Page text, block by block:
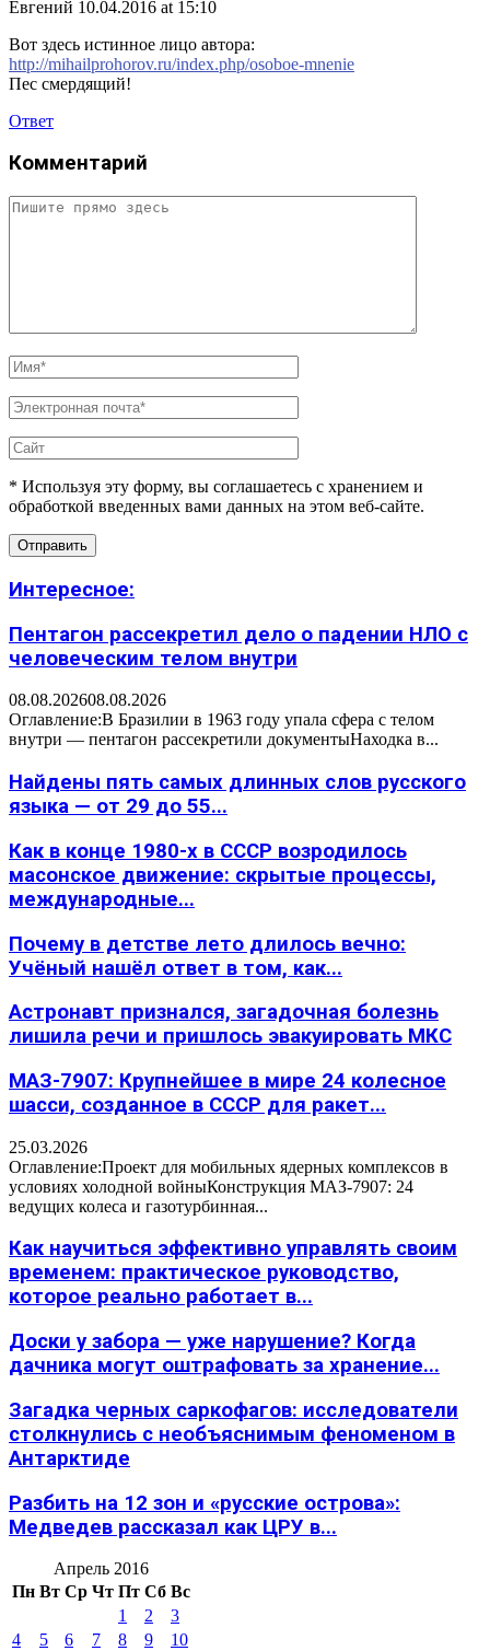
Евгений 10.04.2016 at 15:10
Вот здесь истинное лицо автора:
http://mihailprohorov.ru/index.php/osoboe-mnenie
Пес смердящий!
Ответ
Комментарий
* Используя эту форму, вы соглашаетесь с хранением и
обработкой введенных вами данных на этом веб-сайте.
Интересное:
Пентагон рассекретил дело о падении НЛО с
человеческим телом внутри
08.08.202608.08.2026
Оглавление:В Бразилии в 1963 году упала сфера с телом
внутри — пентагон рассекретили документыНаходка в...
Найдены пять самых длинных слов русского
языка — от 29 до 55...
Как в конце 1980-х в СССР возродилось
масонское движение: скрытые процессы,
международные...
Почему в детстве лето длилось вечно:
Учёный нашёл ответ в том, как...
Астронавт признался, загадочная болезнь
лишила речи и пришлось эвакуировать МКС
МАЗ-7907: Крупнейшее в мире 24 колесное
шасси, созданное в СССР для ракет...
25.03.2026
Оглавление:Проект для мобильных ядерных комплексов в
условиях холодной войныКонструкция МАЗ-7907: 24
ведущих колеса и газотурбинная...
Как научиться эффективно управлять своим
временем: практическое руководство,
которое реально работает в...
Доски у забора — уже нарушение? Когда
дачника могут оштрафовать за хранение...
Загадка черных саркофагов: исследователи
столкнулись с необъяснимым феноменом в
Антарктиде
Разбить на 12 зон и «русские острова»:
Медведев рассказал как ЦРУ в...
Апрель 2016
Пн Вт Ср Чт Пт Сб Вс
1
2
3
4
5 6 7 8 9
10